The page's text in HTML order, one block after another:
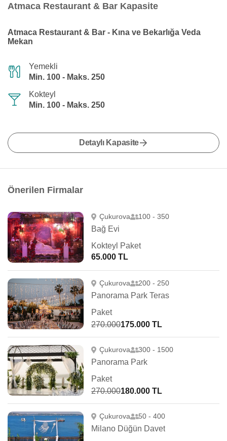
Atmaca Restaurant & Bar Kapasite
Atmaca Restaurant & Bar - Kına ve Bekarlığa Veda
Mekan
Yemekli
Min. 100 - Maks. 250
Kokteyl
Min. 100 - Maks. 250
Detaylı Kapasite
Önerilen Firmalar
Çukurova 100 - 350
Bağ Evi
Kokteyl Paket
65.000 TL
Çukurova 200 - 250
Panorama Park Teras
Paket
270.000175.000 TL
Çukurova 300 - 1500
Panorama Park
Paket
270.000180.000 TL
Çukurova 50 - 400
Milano Düğün Davet